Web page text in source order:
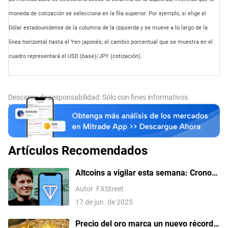
moneda de cotización se selecciona en la fila superior. Por ejemplo, si elige el
Dólar estadounidense de la columna de la izquierda y se mueve a lo largo de la
línea horizontal hasta el Yen japonés, el cambio porcentual que se muestra en el
cuadro representará el USD (base)/JPY (cotización).
Descargo de responsabilidad: Sólo con fines informativos.
Rentabilidades pasadas no son indicativas de resultados futuros.
Artículos Recomendados
Altcoins a vigilar esta semana: Cronos
y Toncoin en riesgo de un desplome de
dos dígitos a medida que surgen
señales bajistas
Autor FXStreet
17 de jun. de 2025
Precio del oro marca un nuevo récord